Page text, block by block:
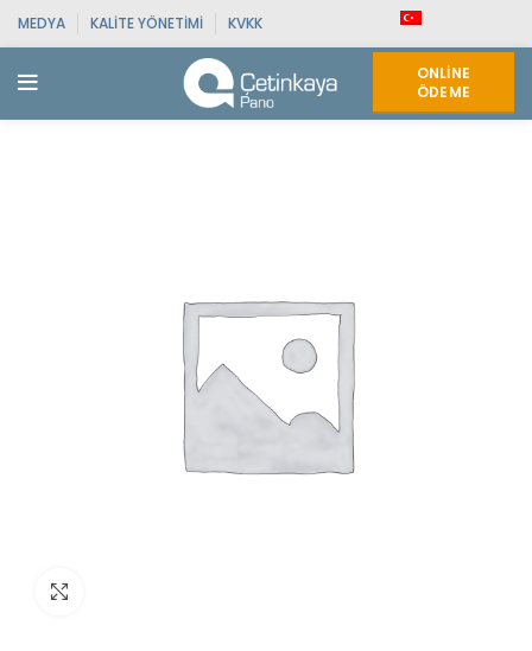
MEDYA KALITE YÖNETIMI KVKK
ONLINE
ÖDEME